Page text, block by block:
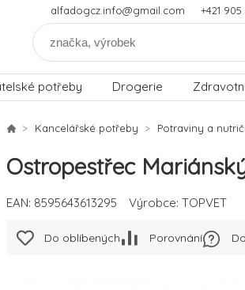
alfadogcz.info@gmail.com +421 905
potřeby Drogerie
Kancelářské potřeby Potraviny a
Ostropestřec
EAN: 8595643613295 Výrobce: TOPVET
Do oblíbených Porovnání